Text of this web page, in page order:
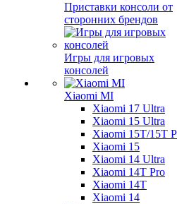
Приставки консоли от
сторонних брендов
Игры для игровых
консолей
Xiaomi MI
Xiaomi 17 Ultra
Xiaomi 15 Ultra
Xiaomi 15T/15T
Xiaomi 15
Xiaomi 14 Ultra
Xiaomi 14T Pro
Xiaomi 14T
Xiaomi 14